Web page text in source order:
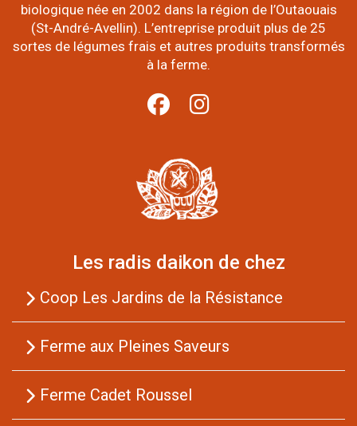
biologique née en 2002 dans la région de l’Outaouais
(St-André-Avellin). L’entreprise produit plus de 25
sortes de légumes frais et autres produits transformés
à la ferme.
Les radis daikon de chez
Coop Les Jardins de la Résistance
Ferme aux Pleines Saveurs
Ferme Cadet Roussel